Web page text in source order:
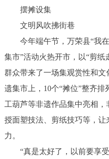
摆摊设集
文明风吹拂街巷
今年端午节，万荣县“我在
集市”活动火热开市，以“剪纸
群众带来了一场集观赏性和
遗集市上，10个“摊位”整齐
工葫芦等非遗作品集中亮相
授面塑技法、剪纸技巧等，
力。
“真是太好了，以前要享受